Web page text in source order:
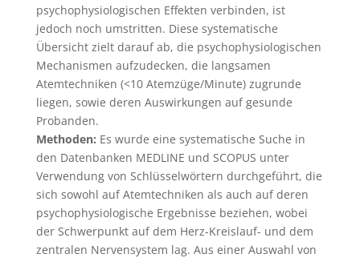
psychophysiologischen Effekten verbinden, ist
jedoch noch umstritten. Diese systematische
Übersicht zielt darauf ab, die psychophysiologischen
Mechanismen aufzudecken, die langsamen
Atemtechniken (<10 Atemzüge/Minute) zugrunde
liegen, sowie deren Auswirkungen auf gesunde
Probanden.
Methoden: Es wurde eine systematische Suche in
den Datenbanken MEDLINE und SCOPUS unter
Verwendung von Schlüsselwörtern durchgeführt, die
sich sowohl auf Atemtechniken als auch auf deren
psychophysiologische Ergebnisse beziehen, wobei
der Schwerpunkt auf dem Herz-Kreislauf- und dem
zentralen Nervensystem lag. Aus einer Auswahl von